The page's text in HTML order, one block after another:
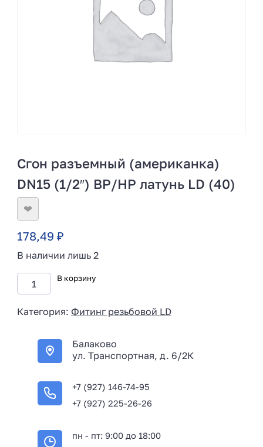
Сгон разъемный (американка)
DN15 (1/2″) ВР/НР латунь LD (40)
❤
178,49 ₽
В наличии лишь 2
В корзину
Категория: Фитинг резьбовой LD
Балаково
ул. Транспортная, д. 6/2К
+7 (927) 146-74-95
+7 (927) 225-26-26
пн - пт: 9:00 до 18:00